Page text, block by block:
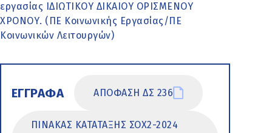
εργασίας ΙΔΙΩΤΙΚΟΥ ΔΙΚΑΙΟΥ ΟΡΙΣΜΕΝΟΥ
ΧΡΟΝΟΥ. (ΠΕ Κοινωνικής Εργασίας/ΠΕ
Κοινωνικών Λειτουργών)
ΕΓΓΡΑΦΑ ΑΠΟΦΑΣΗ ΔΣ 236
ΠΙΝΑΚΑΣ ΚΑΤΑΤΑΞΗΣ ΣΟΧ2-2024